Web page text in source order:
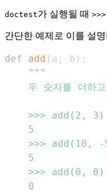
doctest가 실행될 때 >>>
간단한 예제로 이를 설
def add ( a , b ) :